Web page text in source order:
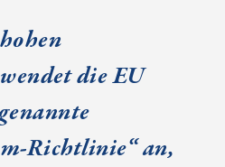
die EU
Richtlinie“ an,